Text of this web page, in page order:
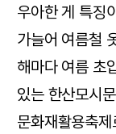
우아한 게 특징
가늘어 여름철
해마다 여름 초
있는 한산모시
문화재활용축